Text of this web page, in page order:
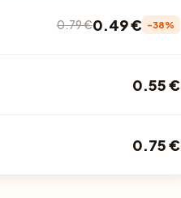
0.79 €0.49 € -38%
0.55 €
0.75 €